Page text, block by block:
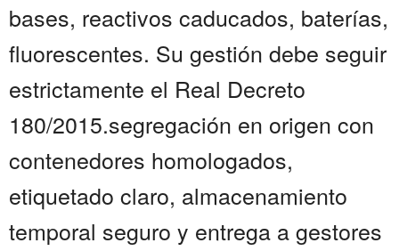
bases, reactivos caducados, baterías,
fluorescentes. Su gestión debe seguir
estrictamente el Real Decreto
180/2015.segregación en origen con
contenedores homologados,
etiquetado claro, almacenamiento
temporal seguro y entrega a gestores